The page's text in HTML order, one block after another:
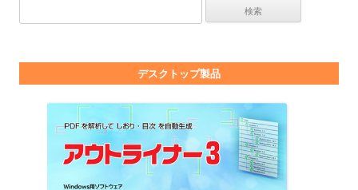
デスクトップ製品